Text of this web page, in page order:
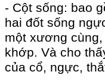
- Cột sống: bao
hai đốt sống
một xương
khớp. Và cho
của cổ, ngực,